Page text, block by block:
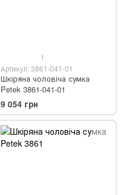
1
Артикул: 3861-041-01
Шкіряна чоловіча сумка
Petek 3861-041-01
9 054 грн